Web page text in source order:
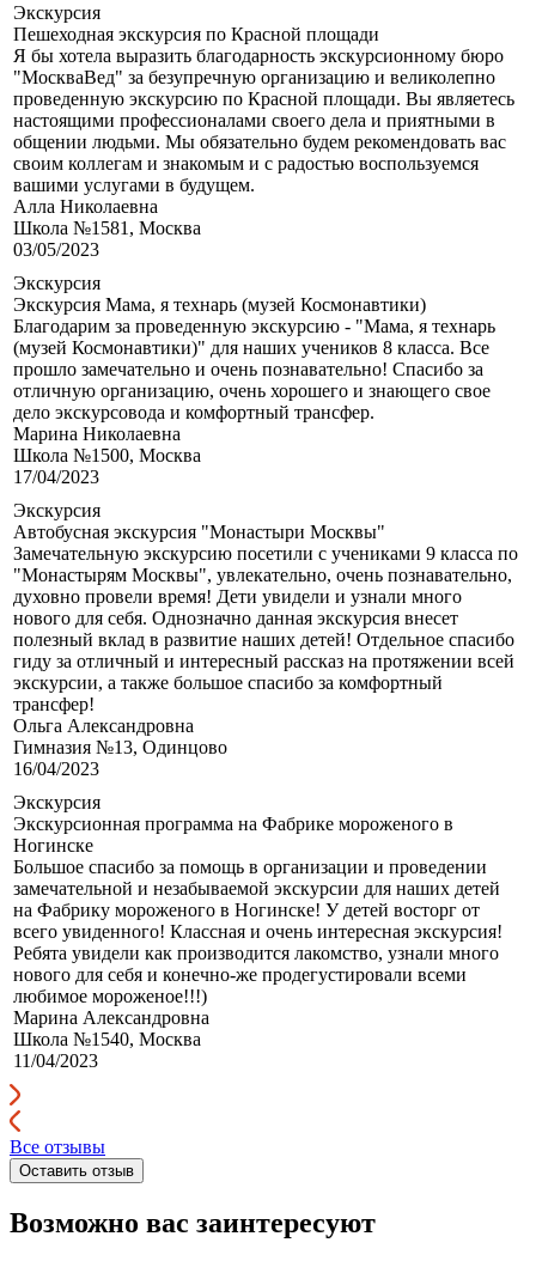
Экскурсия
Пешеходная экскурсия по Красной площади
Я бы хотела выразить благодарность экскурсионному бюро
"МоскваВед" за безупречную организацию и великолепно
проведенную экскурсию по Красной площади. Вы являетесь
настоящими профессионалами своего дела и приятными в
общении людьми. Мы обязательно будем рекомендовать вас
своим коллегам и знакомым и с радостью воспользуемся
вашими услугами в будущем.
Алла Николаевна
Школа №1581, Москва
03/05/2023
Экскурсия
Экскурсия Мама, я технарь (музей Космонавтики)
Благодарим за проведенную экскурсию - "Мама, я технарь
(музей Космонавтики)" для наших учеников 8 класса. Все
прошло замечательно и очень познавательно! Спасибо за
отличную организацию, очень хорошего и знающего свое
дело экскурсовода и комфортный трансфер.
Марина Николаевна
Школа №1500, Москва
17/04/2023
Экскурсия
Автобусная экскурсия "Монастыри Москвы"
Замечательную экскурсию посетили с учениками 9 класса по
"Монастырям Москвы", увлекательно, очень познавательно,
духовно провели время! Дети увидели и узнали много
нового для себя. Однозначно данная экскурсия внесет
полезный вклад в развитие наших детей! Отдельное спасибо
гиду за отличный и интересный рассказ на протяжении всей
экскурсии, а также большое спасибо за комфортный
трансфер!
Ольга Александровна
Гимназия №13, Одинцово
16/04/2023
Экскурсия
Экскурсионная программа на Фабрике мороженого в
Ногинске
Большое спасибо за помощь в организации и проведении
замечательной и незабываемой экскурсии для наших детей
на Фабрику мороженого в Ногинске! У детей восторг от
всего увиденного! Классная и очень интересная экскурсия!
Ребята увидели как производится лакомство, узнали много
нового для себя и конечно-же продегустировали всеми
любимое мороженое!!!)
Марина Александровна
Школа №1540, Москва
11/04/2023
Все отзывы
Оставить отзыв
Возможно вас заинтересуют